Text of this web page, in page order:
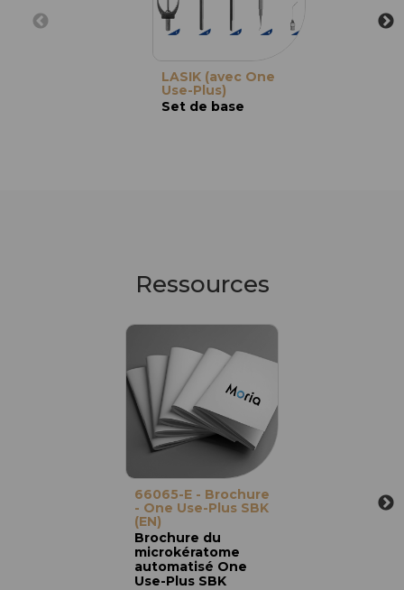
LASIK (avec One
Use-Plus)
Set de base
Ressources
66065-E - Brochure
- One Use-Plus SBK
(EN)
Brochure du
microkératome
automatisé One
Use-Plus SBK